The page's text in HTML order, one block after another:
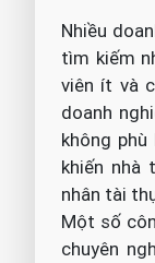
Nhiều
tìm kiếm
viên ít và
doanh
không phù
khiến nhà
nhân tài
Một số
chuyên